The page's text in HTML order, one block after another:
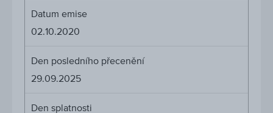
Datum emise
02.10.2020
Den posledního přecenění
29.09.2025
Den splatnosti